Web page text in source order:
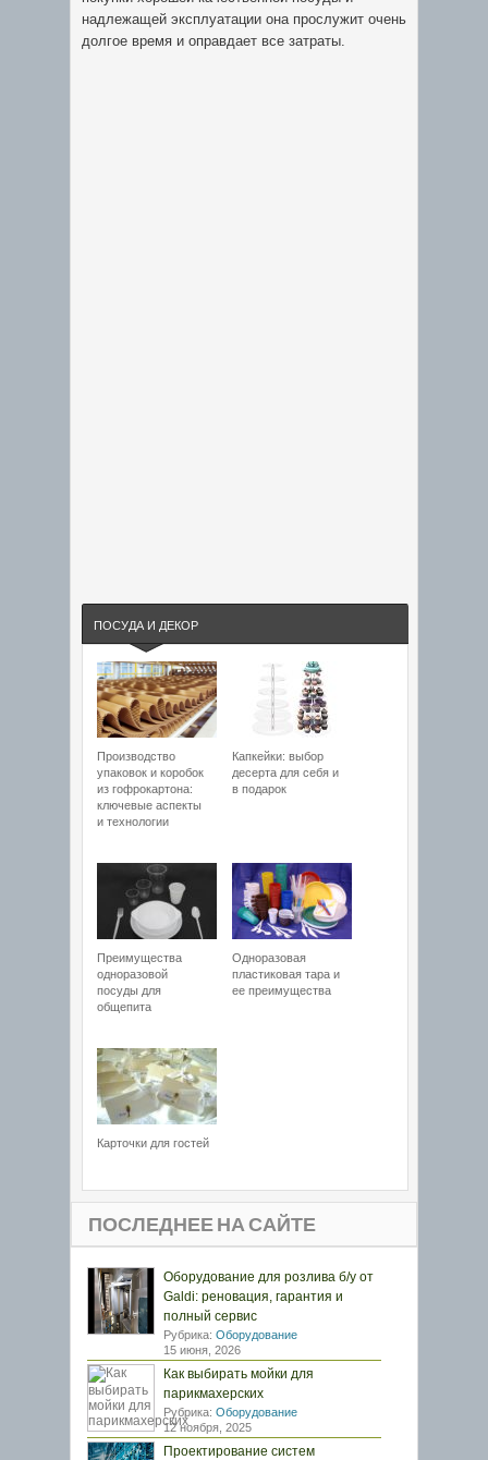
надлежащей эксплуатации она прослужит очень
долгое время и оправдает все затраты.
ПОСУДА И ДЕКОР
Производство
упаковок и коробок
из гофрокартона:
ключевые аспекты
и технологии
Капкейки: выбор
десерта для себя и
в подарок
Преимущества
одноразовой
посуды для
общепита
Одноразовая
пластиковая тара и
ее преимущества
Карточки для гостей
ПОСЛЕДНЕЕ НА САЙТЕ
Оборудование для розлива б/у от
Galdi: реновация, гарантия и
полный сервис
Рубрика: Оборудование
15 июня, 2026
Как выбирать мойки для
парикмахерских
Рубрика: Оборудование
12 ноября, 2025
Проектирование систем